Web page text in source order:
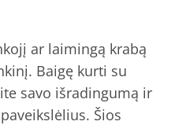
ar laimingą krabą
Baigę kurti su
savo išradingumą ir
Šios